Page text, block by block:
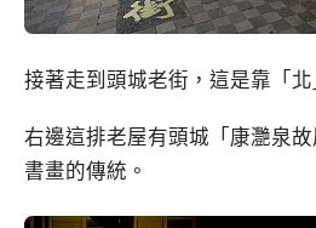
接著走到頭城老街，這是靠「北
右邊這排老屋有頭城「康灧泉
書畫的傳統。